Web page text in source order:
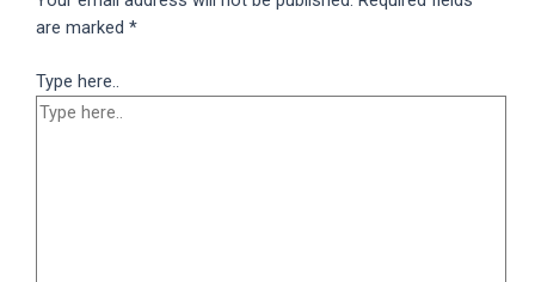
are marked*
Type here..